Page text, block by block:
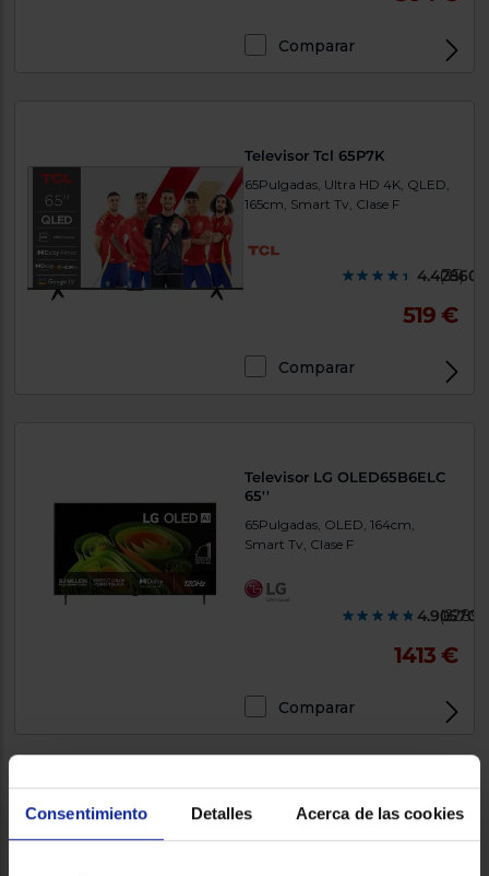
Consentimiento Detalles Acerca de las cookies
Comparar
Televisor Tcl 65P7K
65Pulgadas, Ultra HD 4K, QLED,
165cm, Smart Tv, Clase F
(35)
519 €
Comparar
Televisor LG OLED65B6ELC
65''
65Pulgadas, OLED, 164cm,
Smart Tv, Clase F
(6289)
1413 €
Comparar
Televisor TCL 65RM7L 65''
65Pulgadas, Mini LED RGB,